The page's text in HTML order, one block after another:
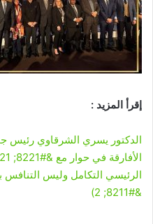
إقرأ المزيد :
الدكتور يسري الشرقاوي رئيس
&#8211; 2)